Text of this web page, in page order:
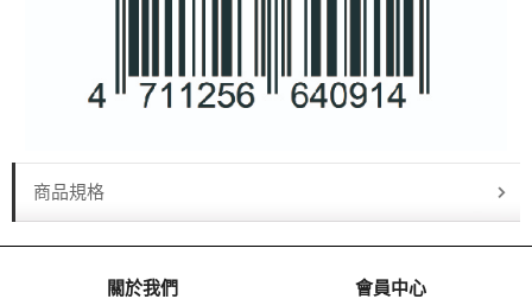
商品規格
關於我們 會員中心